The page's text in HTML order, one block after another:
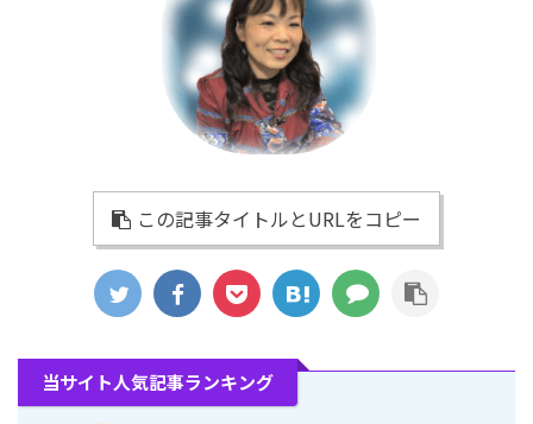
この記事タイトルとURLをコピー
当サイト人気記事ランキング